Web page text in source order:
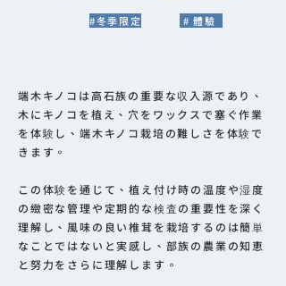
#冬季限定 # 體驗
端木キノコは高石族の重要な収入源であり、
木にキノコを植え、穴をワックスで塞ぐ作業
を体験し、端木キノコ栽培の難しさを体験で
きます。
この体験を通じて、植え付け時の温度や湿度
の緻密な管理や定期的な検査の重要性を深く
理解し、風味の良い椎茸を栽培するのは簡単
なことではないと実感し、部族の農業の知恵
と努力をさらに理解します。